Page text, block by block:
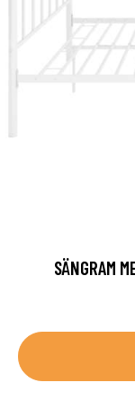
SÄNGRAM